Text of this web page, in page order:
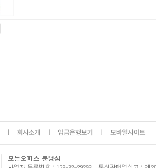
회사소개 입금은행보기 모바일사이트